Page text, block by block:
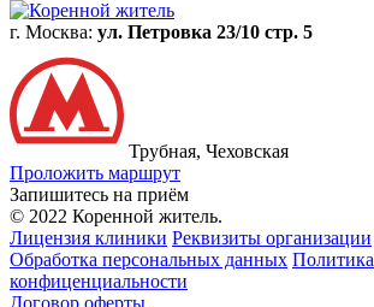
г. Москва: ул. Петровка 23/10 стр. 5
Трубная, Чеховская
Проложить маршрут
Запишитесь на приём
© 2022 Коренной житель.
Лицензия клиники Реквизиты организации
Обработка персональных данных Политика
конфиценциальности
Договор оферты